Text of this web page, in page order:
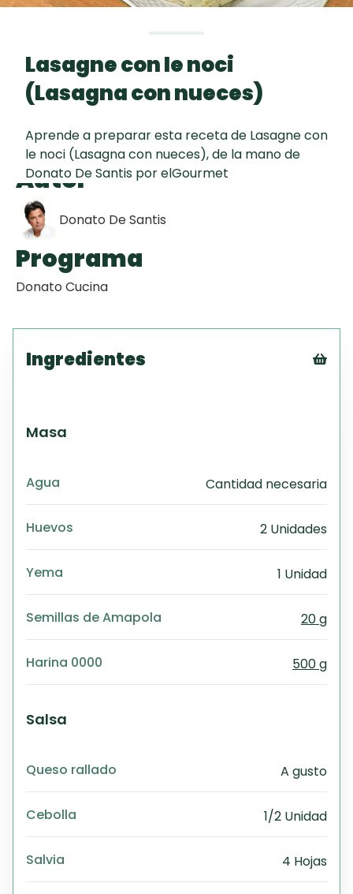
Chispas de
Chocolate
Tiramisú
Lasagne con le noci
(Lasagna con nueces)
Aprende a preparar esta receta de Lasagne con
le noci (Lasagna con nueces), de la mano de
Donato De Santis por elGourmet
Autor
Donato De Santis
Programa
Donato Cucina
Ingredientes
Masa
Agua Cantidad necesaria
Huevos 2 Unidades
Yema 1 Unidad
Semillas de Amapola 20 g
Harina 0000 500 g
Salsa
Queso rallado A gusto
Cebolla 1/2 Unidad
Salvia 4 Hojas